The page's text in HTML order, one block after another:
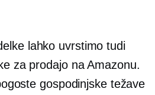
lahko uvrstimo tudi
za prodajo na Amazonu.
gospodinjske težave